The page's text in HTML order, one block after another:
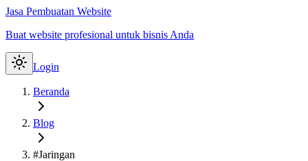
Jasa Pembuatan Website
Buat website profesional untuk bisnis Anda
Login
Beranda
Blog
#Jaringan